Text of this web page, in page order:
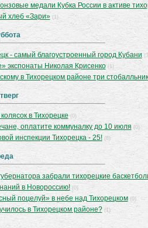
медали Кубка России в активе
хлеб «Зари» (1)
- самый благоустроенный город Кубани
экспонаты Николая Крисенко (1)
в Тихорецком районе три
в Тихорецке (0)
оплатите коммуналку до 10 июля (0)
инспекции Тихорецка - 25! (8)
забрали тихорецкие
в Новороссию! (0)
поцелуй» в небе над Тихорецком (0)
в Тихорецком районе? (1)